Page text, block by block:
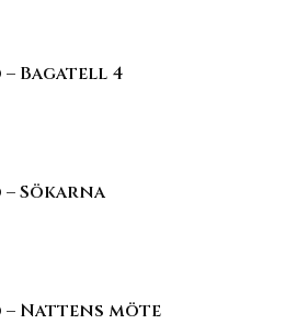
– Bagatell 4
– Sökarna
– Nattens möte